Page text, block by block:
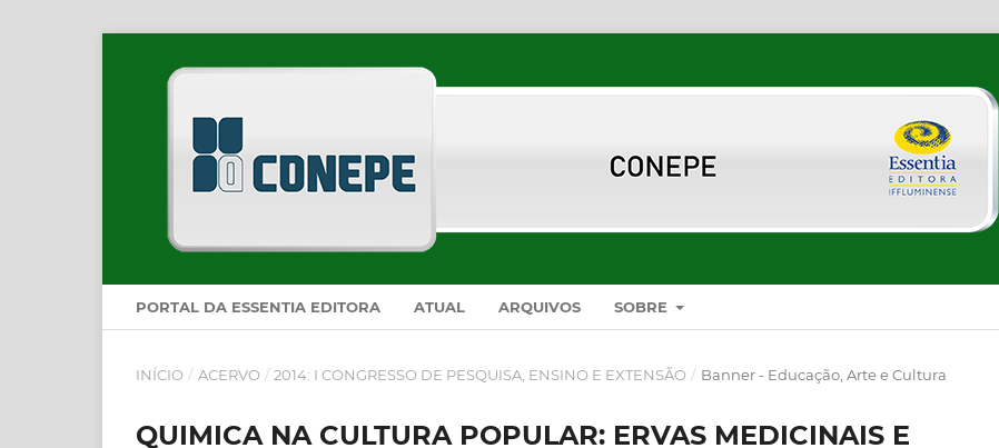
PORTAL DA ESSENTIA EDITORA ATUAL ARQUIVOS SOBRE
INÍCIO / ACERVO / 2014: I CONGRESSO DE PESQUISA, ENSINO E EXTENSÃO / Banner - Educação, Arte e Cultura
QUIMICA NA CULTURA POPULAR: ERVAS MEDICINAIS E